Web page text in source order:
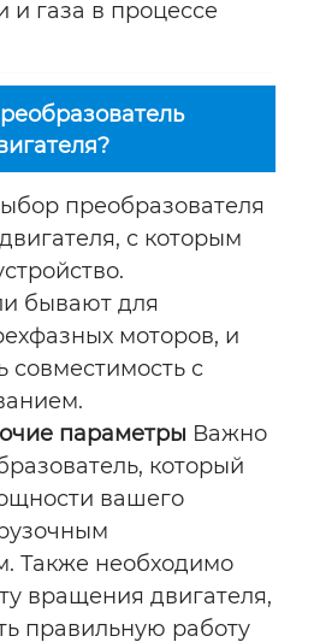
и газа в процессе
преобразователя
с которым
бывают для
моторов, и
совместимость с
параметры Важно
который
вашего
Также необходимо
вращения двигателя,
правильную работу